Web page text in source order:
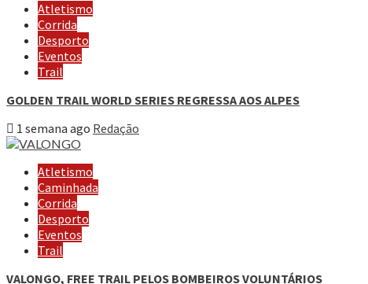
Atletismo
Corrida
Desporto
Eventos
Trail
GOLDEN TRAIL WORLD SERIES REGRESSA AOS ALPES
1 semana ago Redação
Atletismo
Caminhada
Corrida
Desporto
Eventos
Trail
VALONGO, FREE TRAIL PELOS BOMBEIROS VOLUNTÁRIOS